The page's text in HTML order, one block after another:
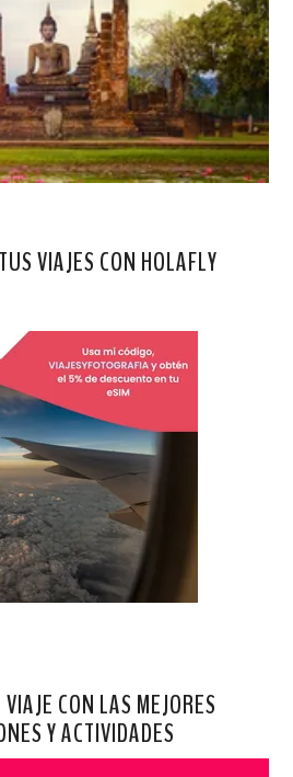
VIAJES CON HOLAFLY
CON LAS MEJORES
Y ACTIVIDADES